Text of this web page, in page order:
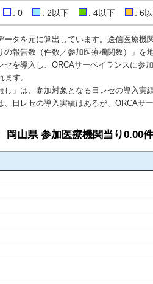
: 0 : 2以下 : 4以下 : 6
ータを元に算出しています。送信医療機
の報告数（件数／参加医療機関数）」を
を導入し、ORCAサーベイランスに参
す。
し」は、参加対象となる日レセの導入実
、日レセの導入実績はあるが、ORCAサ
岡山県参加医療機関当り0.00件